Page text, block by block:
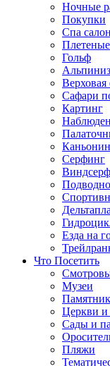
Ночные
Покупки
Спа
Гольф
Верховая
Сафари
Картинг
Серфинг
Езда на
Что Посетить
Музеи
Церкви и
Сады и
Пляжи